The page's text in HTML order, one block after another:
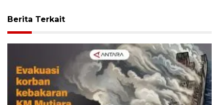
Berita Terkait